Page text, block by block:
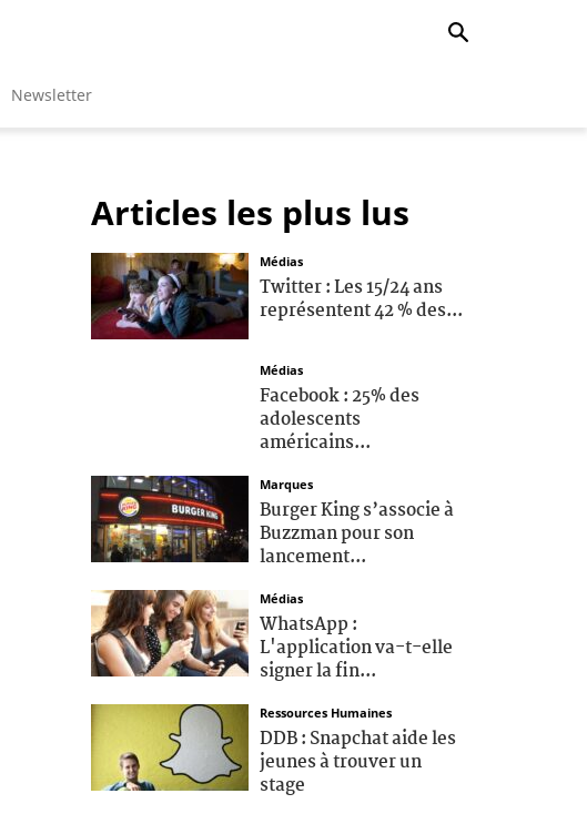
Newsletter
Articles les plus lus
Médias
Twitter : Les 15/24 ans
représentent 42 % des...
Médias
Facebook : 25% des
adolescents
américains...
Marques
Burger King s’associe à
Buzzman pour son
lancement...
Médias
WhatsApp :
L'application va-t-elle
signer la fin...
Ressources Humaines
DDB : Snapchat aide les
jeunes à trouver un
stage